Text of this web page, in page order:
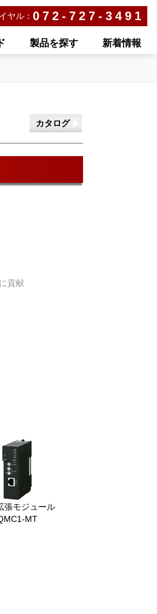
ヤル： 072-727-3491
製品を探す 新着情報
カタログ
貢献
張モジュール
MT